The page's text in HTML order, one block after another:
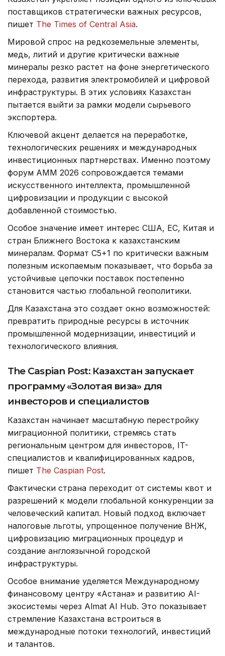
поставщиков стратегически важных ресурсов,
пишет The Times of Central Asia.
Мировой спрос на редкоземельные элементы,
медь, литий и другие критически важные
минералы резко растет на фоне энергетического
перехода, развития электромобилей и цифровой
инфраструктуры. В этих условиях Казахстан
пытается выйти за рамки модели сырьевого
экспортера.
Ключевой акцент делается на переработке,
технологических решениях и международных
инвестиционных партнерствах. Именно поэтому
форум AMM 2026 сопровождается темами
искусственного интеллекта, промышленной
цифровизации и продукции с высокой
добавленной стоимостью.
Особое значение имеет интерес США, ЕС, Китая и
стран Ближнего Востока к казахстанским
минералам. Формат C5+1 по критически важным
полезным ископаемым показывает, что борьба за
устойчивые цепочки поставок постепенно
становится частью глобальной геополитики.
Для Казахстана это создает окно возможностей:
превратить природные ресурсы в источник
промышленной модернизации, инвестиций и
технологического влияния.
The Caspian Post: Казахстан запускает
программу «Золотая виза» для
инвесторов и специалистов
Казахстан начинает масштабную перестройку
миграционной политики, стремясь стать
региональным центром для инвесторов, IT-
специалистов и квалифицированных кадров,
пишет The Caspian Post.
Фактически страна переходит от системы квот и
разрешений к модели глобальной конкуренции за
человеческий капитал. Новый подход включает
налоговые льготы, упрощенное получение ВНЖ,
цифровизацию миграционных процедур и
создание англоязычной городской
инфраструктуры.
Особое внимание уделяется Международному
финансовому центру «Астана» и развитию AI-
экосистемы через Almat AI Hub. Это показывает
стремление Казахстана встроиться в
международные потоки технологий, инвестиций
и талантов.